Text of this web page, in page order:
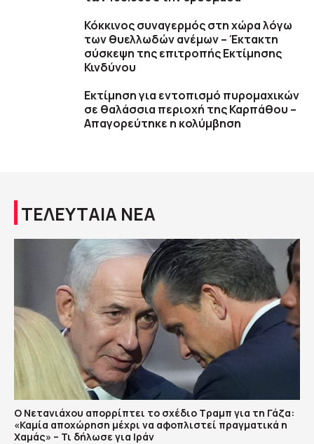
Κόκκινος συναγερμός στη χώρα λόγω
των θυελλωδών ανέμων – Έκτακτη
σύσκεψη της επιτροπής Εκτίμησης
Κινδύνου
Εκτίμηση για εντοπισμό πυρομαχικών
σε θαλάσσια περιοχή της Καρπάθου –
Απαγορεύτηκε η κολύμβηση
ΤΕΛΕΥΤΑΙΑ ΝΕΑ
Ο Νετανιάχου απορρίπτει το σχέδιο Τραμπ για τη Γάζα:
«Καμία αποχώρηση μέχρι να αφοπλιστεί πραγματικά η
Χαμάς» – Τι δήλωσε για Ιράν